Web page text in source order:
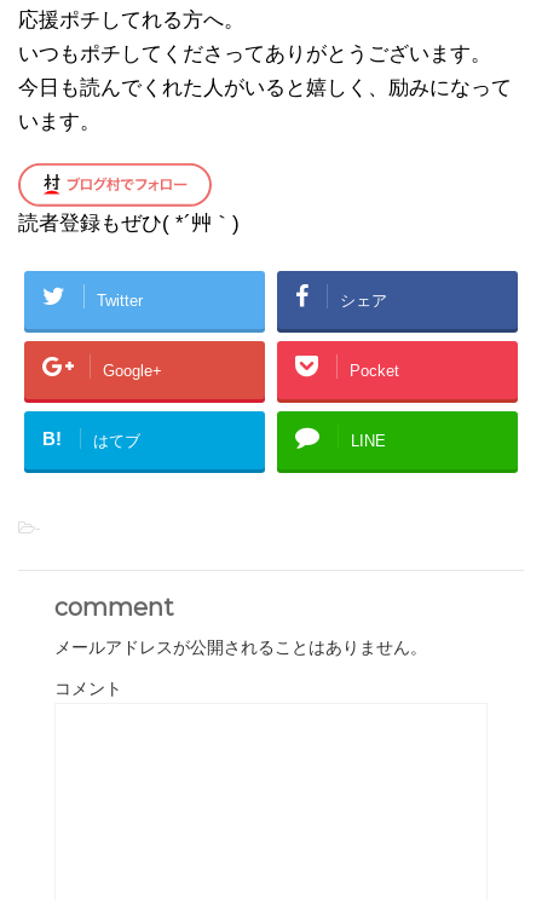
応援ポチしてれる方へ。
いつもポチしてくださってありがとうございます。
今日も読んでくれた人がいると嬉しく、励みになって
います。
読者登録もぜひ( *´艸｀)
Twitter シェア
Google+ Pocket
B! はてブ LINE
-
comment
メールアドレスが公開されることはありません。
コメント